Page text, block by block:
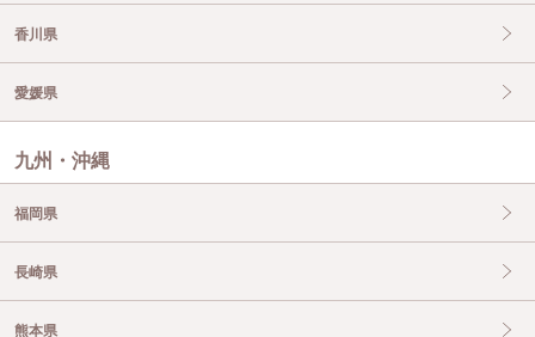
香川県
愛媛県
九州・沖縄
福岡県
長崎県
熊本県